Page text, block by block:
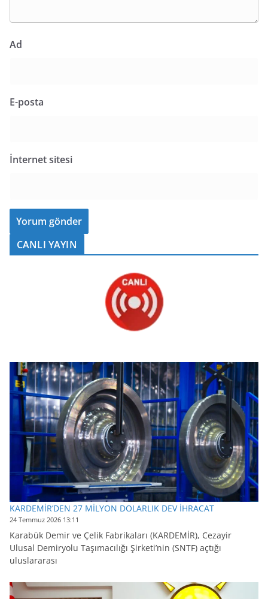
Ad
E-posta
İnternet sitesi
CANLI YAYIN
KARDEMİR’DEN 27 MİLYON DOLARLIK DEV İHRACAT
24 Temmuz 2026 13:11
Karabük Demir ve Çelik Fabrikaları (KARDEMİR), Cezayir
Ulusal Demiryolu Taşımacılığı Şirketi’nin (SNTF) açtığı
uluslararası